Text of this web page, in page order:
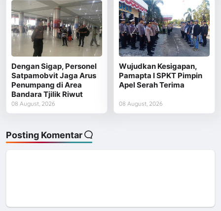
Dengan Sigap, Personel
Satpamobvit Jaga Arus
Penumpang di Area
Bandara Tjilik Riwut
08 August, 2026
Wujudkan Kesigapan,
Pamapta I SPKT Pimpin
Apel Serah Terima
08 August, 2026
Posting Komentar